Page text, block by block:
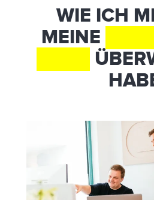
WIE ICH
MEINE